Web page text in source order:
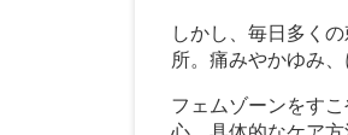
しかし、毎日多く
所。痛みやかゆみ
フェムゾーンをす